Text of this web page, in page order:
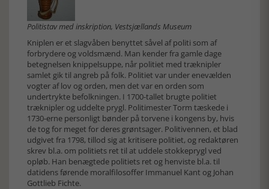
Politistav med inskription, Vestsjællands Museum
Kniplen er et slagvåben benyttet såvel af politi som af
forbrydere og voldsmænd. Man kender fra gamle dage
betegnelsen knippelsuppe, når politiet med træknipler
samlet gik til angreb på folk. Politiet var under enevælden
vogter af lov og orden, men det var en orden som
undertrykte befolkningen. I 1700-tallet brugte politiet
træknipler og uddelte prygl. Politimester Torm tæskede i
1730-erne personligt bønder på torvene i kongens by, hvis
de tog for meget for deres grøntsager. Politivennen, et blad
udgivet fra 1798, tillod sig at kritisere politiet, og redaktøren
skrev bl.a. om politiets ret til at uddele stokkeprygl ved
opløb. Han benægtede politiets ret og henviste bl.a. til
datidens førende moralfilosoffer Immanuel Kant og Johan
Gottlieb Fichte.